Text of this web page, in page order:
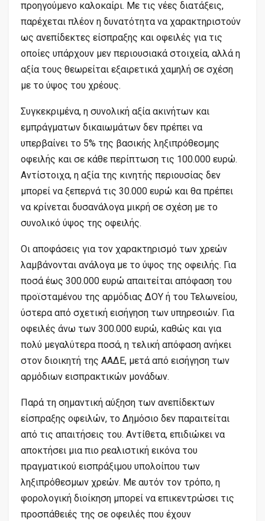
προηγούμενο καλοκαίρι. Με τις νέες διατάξεις,
παρέχεται πλέον η δυνατότητα να χαρακτηριστούν
ως ανεπίδεκτες είσπραξης και οφειλές για τις
οποίες υπάρχουν μεν περιουσιακά στοιχεία, αλλά η
αξία τους θεωρείται εξαιρετικά χαμηλή σε σχέση
με το ύψος του χρέους.
Συγκεκριμένα, η συνολική αξία ακινήτων και
εμπράγματων δικαιωμάτων δεν πρέπει να
υπερβαίνει το 5% της βασικής ληξιπρόθεσμης
οφειλής και σε κάθε περίπτωση τις 100.000 ευρώ.
Αντίστοιχα, η αξία της κινητής περιουσίας δεν
μπορεί να ξεπερνά τις 30.000 ευρώ και θα πρέπει
να κρίνεται δυσανάλογα μικρή σε σχέση με το
συνολικό ύψος της οφειλής.
Οι αποφάσεις για τον χαρακτηρισμό των χρεών
λαμβάνονται ανάλογα με το ύψος της οφειλής. Για
ποσά έως 300.000 ευρώ απαιτείται απόφαση του
προϊσταμένου της αρμόδιας ΔΟΥ ή του Τελωνείου,
ύστερα από σχετική εισήγηση των υπηρεσιών. Για
οφειλές άνω των 300.000 ευρώ, καθώς και για
πολύ μεγαλύτερα ποσά, η τελική απόφαση ανήκει
στον διοικητή της ΑΑΔΕ, μετά από εισήγηση των
αρμόδιων εισπρακτικών μονάδων.
Παρά τη σημαντική αύξηση των ανεπίδεκτων
είσπραξης οφειλών, το Δημόσιο δεν παραιτείται
από τις απαιτήσεις του. Αντίθετα, επιδιώκει να
αποκτήσει μια πιο ρεαλιστική εικόνα του
πραγματικού εισπράξιμου υπολοίπου των
ληξιπρόθεσμων χρεών. Με αυτόν τον τρόπο, η
φορολογική διοίκηση μπορεί να επικεντρώσει τις
προσπάθειές της σε οφειλές που έχουν